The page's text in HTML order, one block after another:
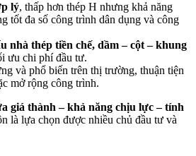
lý, thấp hơn thép H nhưng khả năng
tốt đa số công trình dân dụng và công
nhà thép tiền chế, dầm – cột – khung
ưu chi phí đầu tư.
và phổ biến trên thị trường, thuận tiện
mở rộng công trình.
giá thành – khả năng chịu lực – tính
là lựa chọn được nhiều chủ đầu tư và